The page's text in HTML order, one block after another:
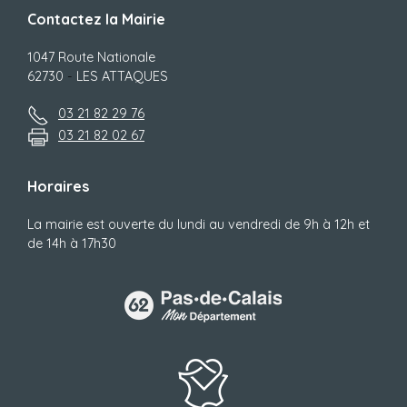
Contactez la Mairie
1047 Route Nationale
62730 - LES ATTAQUES
03 21 82 29 76
03 21 82 02 67
Horaires
La mairie est ouverte du lundi au vendredi de 9h à 12h et
de 14h à 17h30